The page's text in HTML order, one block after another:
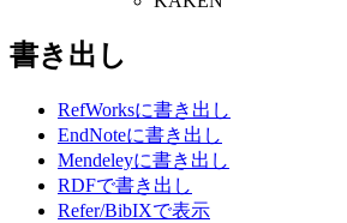
書き出し
RefWorksに書き出し
EndNoteに書き出し
Mendeleyに書き出し
RDFで書き出し
Refer/BibIXで表示